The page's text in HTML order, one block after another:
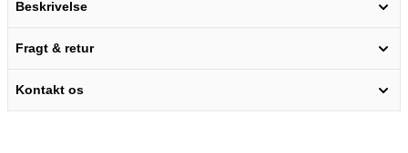
Beskrivelse
Fragt & retur
Kontakt os